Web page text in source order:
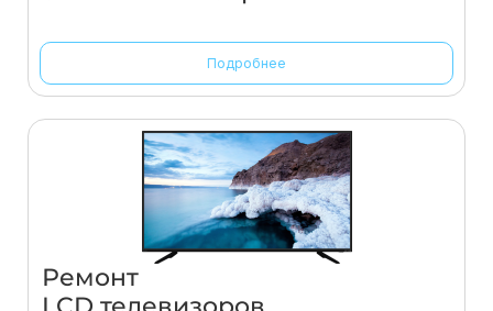
Подробнее
Ремонт